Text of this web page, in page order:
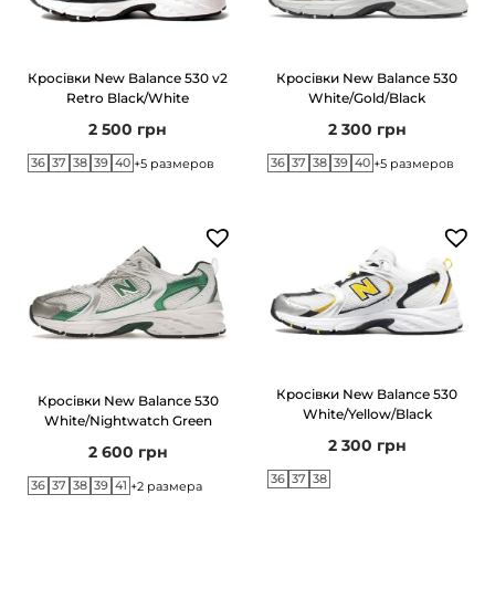
Кросівки New Balance 530 v2
Retro Black/White
2 500 грн
36 37 38 39 40 +5 размеров
Кросівки New Balance 530
White/Gold/Black
2 300 грн
36 37 38 39 40 +5 размеров
Кросівки New Balance 530
White/Nightwatch Green
2 600 грн
36 37 38 39 41 +2 размера
Кросівки New Balance 530
White/Yellow/Black
2 300 грн
36 37 38